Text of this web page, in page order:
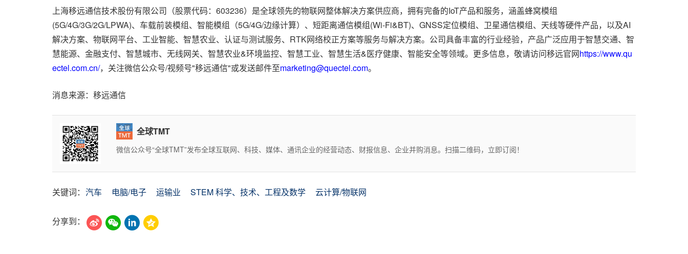
上海移远通信技术股份有限公司（股票代码：603236）是全球领先的物联网整体解决方案供应商，拥有完备的IoT产品和服务，涵盖蜂窝模组
(5G/4G/3G/2G/LPWA)、车载前装模组、智能模组（5G/4G/边缘计算）、短距离通信模组(Wi-Fi&BT)、GNSS定位模组、卫星通信模组、天线等硬件产品，以及AI
解决方案、物联网平台、工业智能、智慧农业、认证与测试服务、RTK网络校正方案等服务与解决方案。公司具备丰富的行业经验，产品广泛应用于智慧交通、智
慧能源、金融支付、智慧城市、无线网关、智慧农业&环境监控、智慧工业、智慧生活&医疗健康、智能安全等领域。更多信息，敬请访问移远官网https://www.qu
ectel.com.cn/，关注微信公众号/视频号"移远通信"或发送邮件至marketing@quectel.com。
消息来源：移远通信
全球TMT
微信公众号“全球TMT”发布全球互联网、科技、媒体、通讯企业的经营动态、财报信息、企业并购消息。扫描二维码，立即订阅！
关键词： 汽车 电脑/电子 运输业 STEM 科学、技术、工程及数学 云计算/物联网
分享到：